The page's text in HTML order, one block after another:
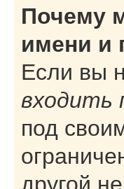
Почему
имени и
Если вы
входить
под
другой